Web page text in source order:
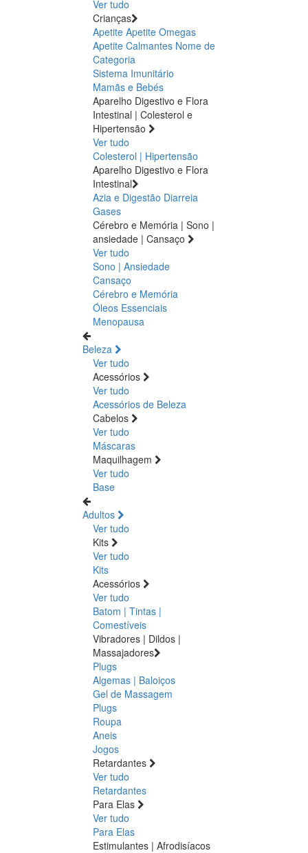
Ver tudo
Crianças
Apetite Apetite Omegas
Apetite Calmantes Nome de
Categoria
Sistema Imunitário
Mamãs e Bebés
Aparelho Digestivo e Flora
Intestinal | Colesterol e
Hipertensão
Ver tudo
Colesterol | Hipertensão
Aparelho Digestivo e Flora
Intestinal
Azia e Digestão Diarreia
Gases
Cérebro e Memória | Sono |
ansiedade | Cansaço
Ver tudo
Sono | Ansiedade
Cansaço
Cérebro e Memória
Óleos Essenciais
Menopausa
Beleza
Ver tudo
Acessórios
Ver tudo
Acessórios de Beleza
Cabelos
Ver tudo
Máscaras
Maquilhagem
Ver tudo
Base
Adultos
Ver tudo
Kits
Ver tudo
Kits
Acessórios
Ver tudo
Batom | Tintas |
Comestíveis
Vibradores | Dildos |
Massajadores
Plugs
Algemas | Baloiços
Gel de Massagem
Plugs
Roupa
Aneis
Jogos
Retardantes
Ver tudo
Retardantes
Para Elas
Ver tudo
Para Elas
Estimulantes | Afrodisíacos